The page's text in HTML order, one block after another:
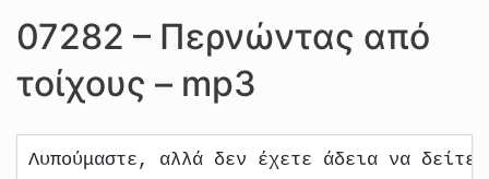
07282 – Περνώντας από
τοίχους – mp3
Λυπούμαστε, αλλά δεν έχετε άδεια να δείτε